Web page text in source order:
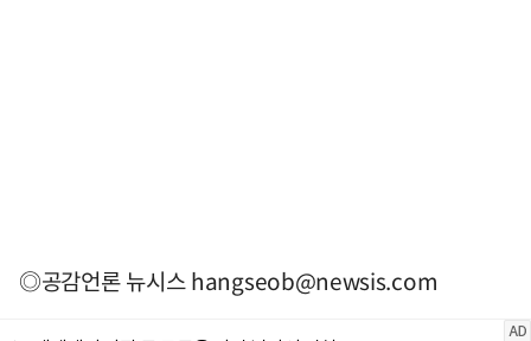
◎공감언론 뉴시스hangseob@newsis.com